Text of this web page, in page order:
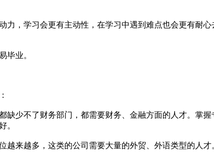
，学习会更有主动性，在学习中遇到难点也会更有耐
毕业。
少不了财务部门，都需要财务、金融方面的人才。掌
。
来越多，这类的公司需要大量的外贸、外语类型的人